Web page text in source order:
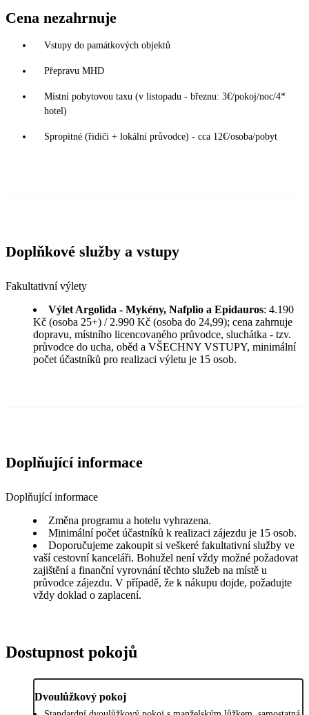
Cena nezahrnuje
Vstupy do památkových objektů
Přepravu MHD
Místní pobytovou taxu (v listopadu - březnu: 3€/pokoj/noc/4*
hotel)
Spropitné (řidiči + lokální průvodce) - cca 12€/osoba/pobyt
Doplňkové služby a vstupy
Fakultativní výlety
Výlet Argolida - Mykény, Nafplio a Epidauros: 4.190
Kč (osoba 25+) / 2.990 Kč (osoba do 24,99); cena zahrnuje
dopravu, místního licencovaného průvodce, sluchátka - tzv.
průvodce do ucha, oběd a VŠECHNY VSTUPY, minimální
počet účastníků pro realizaci výletu je 15 osob.
Doplňující informace
Doplňující informace
Změna programu a hotelu vyhrazena.
Minimální počet účastníků k realizaci zájezdu je 15 osob.
Doporučujeme zakoupit si veškeré fakultativní služby ve
vaší cestovní kanceláři. Bohužel není vždy možné požadovat
zajištění a finanční vyrovnání těchto služeb na místě u
průvodce zájezdu. V případě, že k nákupu dojde, požadujte
vždy doklad o zaplacení.
Dostupnost pokojů
Dvoulůžkový pokoj